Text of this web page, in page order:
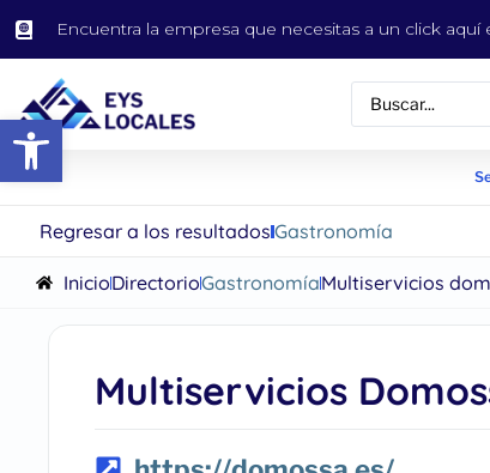
Abrir barra de herramientas
Encuentra la empresa que necesitas a un click
Regresar a los resultadosGastronomía
InicioDirectorioGastronomíaMultiservicios
Multiservicios